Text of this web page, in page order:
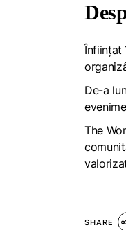
Înființat
De-a
The
SHARE